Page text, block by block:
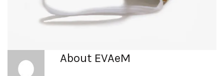
About EVAeM